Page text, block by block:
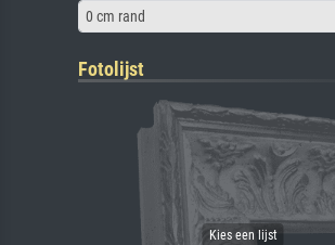
0 cm rand
Fotolijst